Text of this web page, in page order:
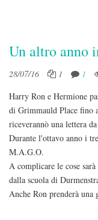
Un altro anno
28/07/16 1 1
Harry Ron e Hermione
di Grimmauld Place fino
riceverannò una lettera
Durante l'ottavo anno i
M.A.G.O.
A complicare le cose
dalla scuola di
Anche Ron prenderà una